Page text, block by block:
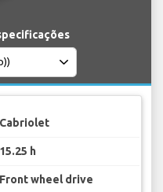
Cabriolet
15.25 h
Front wheel drive